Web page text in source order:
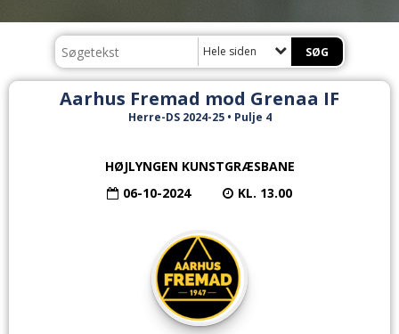
Hele siden
Aarhus Fremad mod Grenaa IF
Herre-DS 2024-25 • Pulje 4
HØJLYNGEN KUNSTGRÆSBANE
06-10-2024
KL. 13.00